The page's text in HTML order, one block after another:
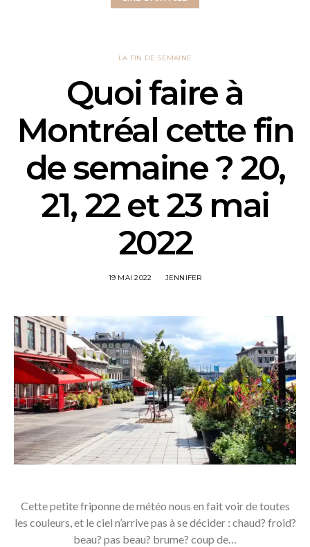
LA FIN DE SEMAINE
Quoi faire à
Montréal cette fin
de semaine ? 20,
21, 22 et 23 mai
2022
19 MAI 2022 JENNIFER
Cette petite friponne de météo nous en fait voir de toutes
les couleurs, et le ciel n’arrive pas à se décider : chaud? froid?
beau? pas beau? brume? coup de…